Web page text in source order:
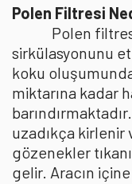
Polen Filtresi
Polen
sirkülasyonunu
koku
miktarına kadar
uzadıkça
gözenekler
gelir. Aracın